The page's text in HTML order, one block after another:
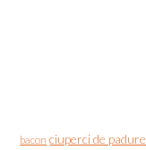
bacon ciuperci de padure